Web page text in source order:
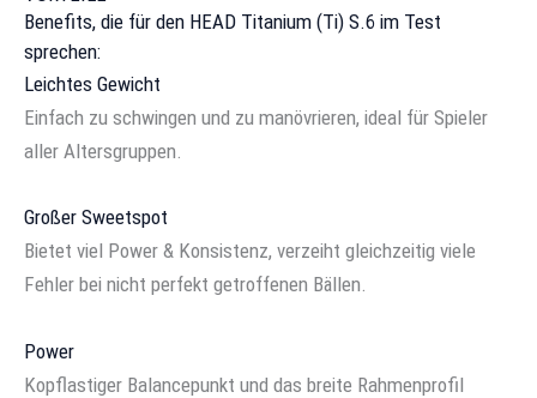
Benefits, die für den HEAD Titanium (Ti) S.6 im Test
sprechen:
Leichtes Gewicht
Einfach zu schwingen und zu manövrieren, ideal für Spieler
aller Altersgruppen.
Großer Sweetspot
Bietet viel Power & Konsistenz, verzeiht gleichzeitig viele
Fehler bei nicht perfekt getroffenen Bällen.
Power
Kopflastiger Balancepunkt und das breite Rahmenprofil